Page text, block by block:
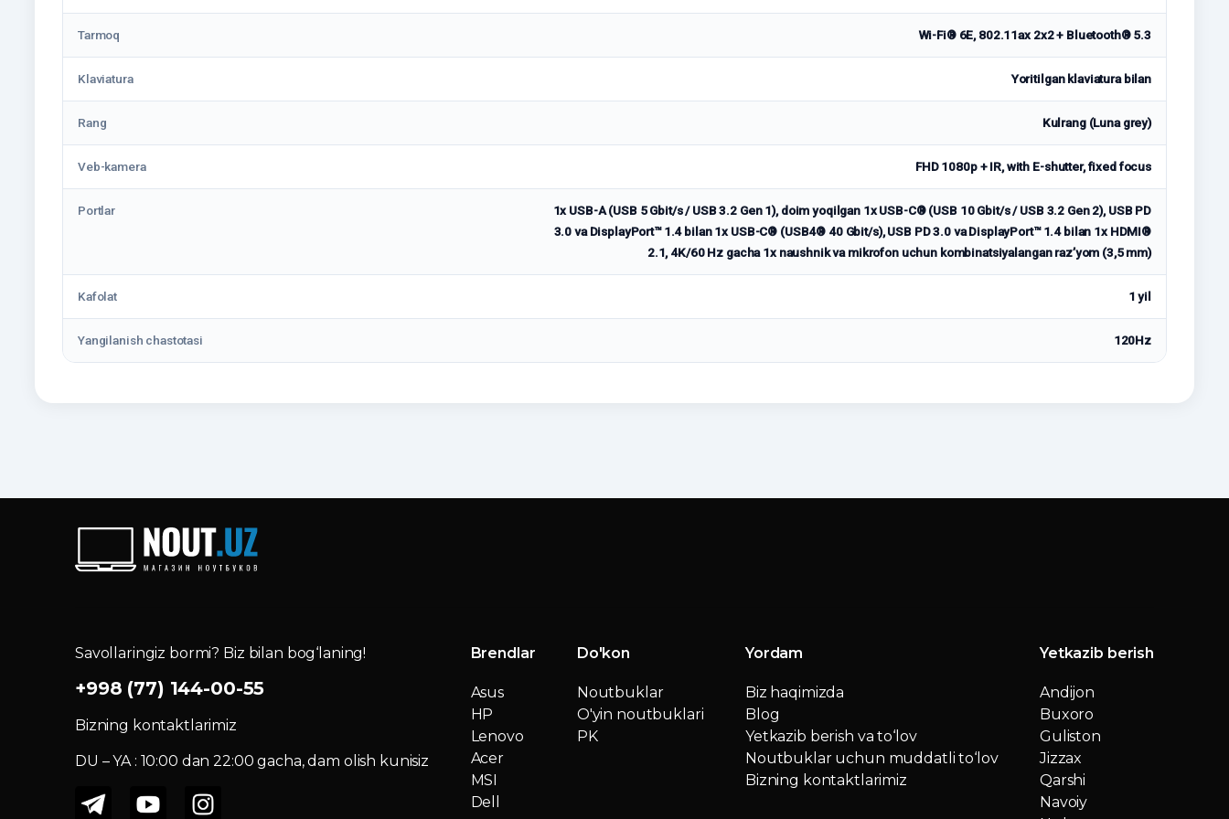
Tarmoq Wi-Fi® 6E, 802.11ax 2x2 + Bluetooth® 5.3
Klaviatura Yoritilgan klaviatura bilan
Rang Kulrang (Luna grey)
Veb-kamera FHD 1080p + IR, with E-shutter, fixed focus
Portlar
1x USB-A (USB 5 Gbit/s / USB 3.2 Gen 1), doim yoqilgan 1x USB-C® (USB 10 Gbit/s / USB 3.2 Gen 2), USB PD
3.0 va DisplayPort™ 1.4 bilan 1x USB-C® (USB4® 40 Gbit/s), USB PD 3.0 va DisplayPort™ 1.4 bilan 1x HDMI®
2.1, 4K/60 Hz gacha 1x naushnik va mikrofon uchun kombinatsiyalangan raz’yom (3,5 mm)
Kafolat 1 yil
Yangilanish chastotasi 120Hz
Savollaringiz bormi? Biz bilan bog‘laning!
+998 (77) 144-00-55
Bizning kontaktlarimiz
DU – YA : 10:00 dan 22:00 gacha, dam olish kunisiz
Brendlar
Asus
HP
Lenovo
Acer
MSI
Dell
Do'kon
Noutbuklar
O'yin noutbuklari
PK
Yordam
Biz haqimizda
Blog
Yetkazib berish va to‘lov
Noutbuklar uchun muddatli to‘lov
Bizning kontaktlarimiz
Yetkazib berish
Andijon
Buxoro
Guliston
Jizzax
Qarshi
Navoiy